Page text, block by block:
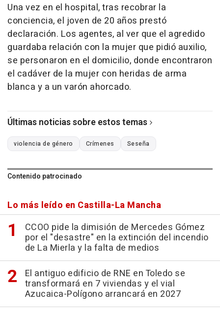
Una vez en el hospital, tras recobrar la
conciencia, el joven de 20 años prestó
declaración. Los agentes, al ver que el agredido
guardaba relación con la mujer que pidió auxilio,
se personaron en el domicilio, donde encontraron
el cadáver de la mujer con heridas de arma
blanca y a un varón ahorcado.
Últimas noticias sobre estos temas
violencia de género Crímenes Seseña
Contenido patrocinado
Lo más leído en Castilla-La Mancha
CCOO pide la dimisión de Mercedes Gómez
por el "desastre" en la extinción del incendio
de La Mierla y la falta de medios
El antiguo edificio de RNE en Toledo se
transformará en 7 viviendas y el vial
Azucaica-Polígono arrancará en 2027